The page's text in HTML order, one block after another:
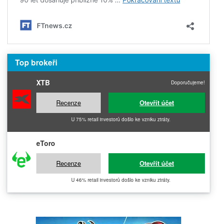
Top brokeři
XTB Doporučujeme!
Recenze Otevřít účet
U 75% retail investorů došlo ke vzniku ztráty.
eToro
Recenze Otevřít účet
U 46% retail investorů došlo ke vzniku ztráty.